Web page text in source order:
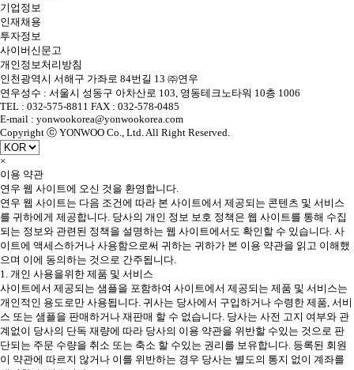
기업정보
인재채용
투자정보
사이버신문고
개인정보처리방침
인천광역시 서해구 가좌로 84번길 13 ㈜연우
연우성수 : 서울시 성동구 아차산로 103, 영동테크노타워 10층 1006
TEL : 032-575-8811 FAX : 032-578-0485
E-mail : yonwookorea@yonwookorea.com
Copyright ⓒ YONWOO Co., Ltd. All Right Reserved.
×
이용 약관
연우 웹 사이트에 오신 것을 환영합니다.
연우 웹 사이트는 다음 조건에 따라 본 사이트에서 제공되는 콘텐츠 및 서비스
를 귀하에게 제공합니다. 당사의 개인 정보 보호 정책은 웹 사이트를 통해 수집
되는 정보와 관련된 정책을 설명하는 웹 사이트에서도 확인할 수 있습니다. 사
이트에 액세스하거나 사용함으로써 귀하는 귀하가 본 이용 약관을 읽고 이해했
으며 이에 동의하는 것으로 간주됩니다.
1. 개인 사용을위한 제품 및 서비스
사이트에서 제공되는 샘플을 포함하여 사이트에서 제공되는 제품 및 서비스는
개인적인 용도로만 사용됩니다. 귀사는 당사에서 구입하거나 수령한 제품, 서비
스 또는 샘플을 판매하거나 재판매 할 수 없습니다. 당사는 사전 고지 여부와 관
계없이 당사의 단독 재량에 따라 당사의 이용 약관을 위반할 수있는 것으로 판
단되는 주문 수량을 취소 또는 축소 할 수있는 권리를 보유합니다. 등록된 회원
이 약관에 따르지 않거나 이를 위반하는 경우 당사는 별도의 통지 없이 계좌를